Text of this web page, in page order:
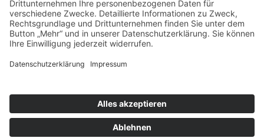
Besuchen Sie uns auch hier:
Instagram
Cookie-Einstellungen